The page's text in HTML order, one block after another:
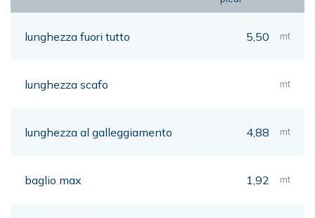
lunghezza fuori tutto 5,50 mt
lunghezza scafo mt
lunghezza al galleggiamento 4,88 mt
baglio max 1,92 mt